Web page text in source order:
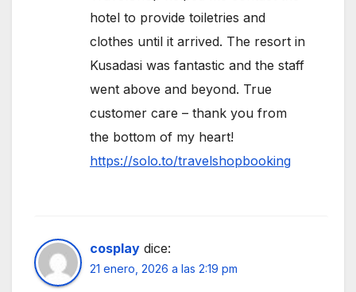
hotel to provide toiletries and
clothes until it arrived. The resort in
Kusadasi was fantastic and the staff
went above and beyond. True
customer care – thank you from
the bottom of my heart!
https://solo.to/travelshopbooking
cosplay dice:
21 enero, 2026 a las 2:19 pm